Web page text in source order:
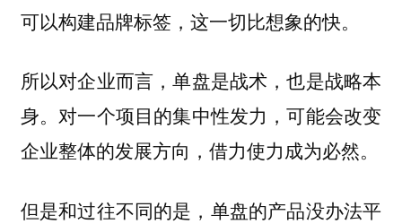
可以构建品牌标签， 这一切比想象的快。
所以对企业而言，单盘是战术，也是战略本
身。对一个项目的集中性发力，可能会改变
企业整体的发展方向，借力使力成为必然。
但是和过往不同的是， 单盘的产品没办法平